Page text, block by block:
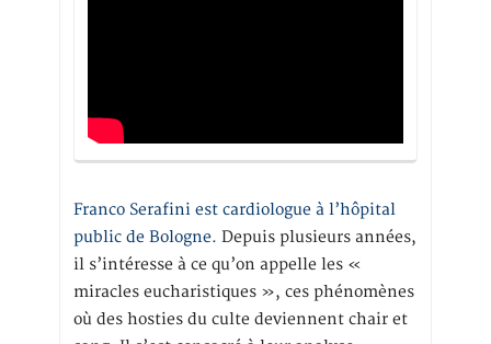
Franco Serafini est cardiologue à l’hôpital
public de Bologne. Depuis plusieurs années,
il s’intéresse à ce qu’on appelle les «
miracles eucharistiques », ces phénomènes
où des hosties du culte deviennent chair et